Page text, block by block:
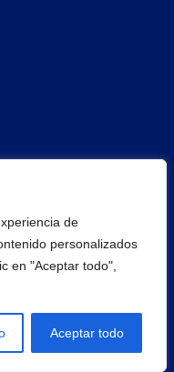
de
personalizados
en "Aceptar todo",
Aceptar todo